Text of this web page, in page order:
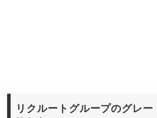
リクルートグループのグレー